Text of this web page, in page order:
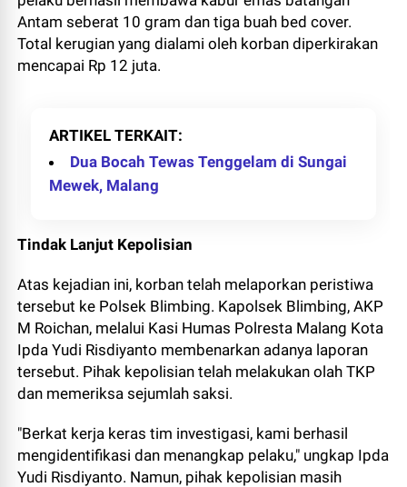
Antam seberat 10 gram dan tiga buah bed cover.
Total kerugian yang dialami oleh korban diperkirakan
mencapai Rp 12 juta.
ARTIKEL TERKAIT
Dua Bocah Tewas Tenggelam di Sungai
Mewek, Malang
Tindak Lanjut Kepolisian
Atas kejadian ini, korban telah melaporkan peristiwa
tersebut ke Polsek Blimbing. Kapolsek Blimbing, AKP
M Roichan, melalui Kasi Humas Polresta Malang Kota
Ipda Yudi Risdiyanto membenarkan adanya laporan
tersebut. Pihak kepolisian telah melakukan olah TKP
dan memeriksa sejumlah saksi.
"Berkat kerja keras tim investigasi, kami berhasil
mengidentifikasi dan menangkap pelaku," ungkap Ipda
Yudi Risdiyanto. Namun, pihak kepolisian masih